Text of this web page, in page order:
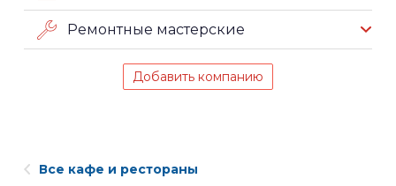
Ремонтные мастерские
Добавить компанию
Все кафе и рестораны